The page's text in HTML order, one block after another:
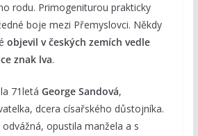
rodu. Primogeniturou prakticky
boje mezi Přemyslovci. Někdy
objevil v českých zemích vedle
znak lva.
71letá George Sandová,
dcera císařského důstojníka.
opustila manžela a s